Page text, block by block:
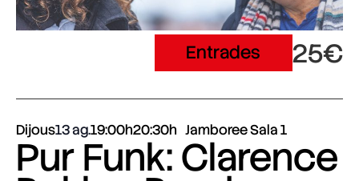
Entrades 25€
Dijous13 ag.19:00h20:30h Jamboree Sala 1
Pur Funk: Clarence